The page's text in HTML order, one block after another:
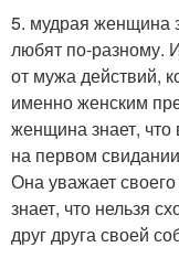
5. мудрая женщина
любят по-разному.
от мужа действий,
именно женским
женщина знает,
на первом
Она уважает своего
знает, что нельзя
друг друга своей